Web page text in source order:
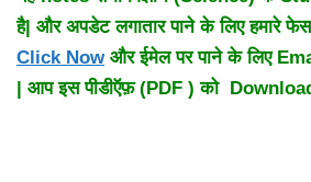
है| और अपडेट लगातार पाने के लिए हमारे
Click Nowऔर ईमेल पर पाने के लिए
| आप इस पीडीऍफ़ (PDF ) को